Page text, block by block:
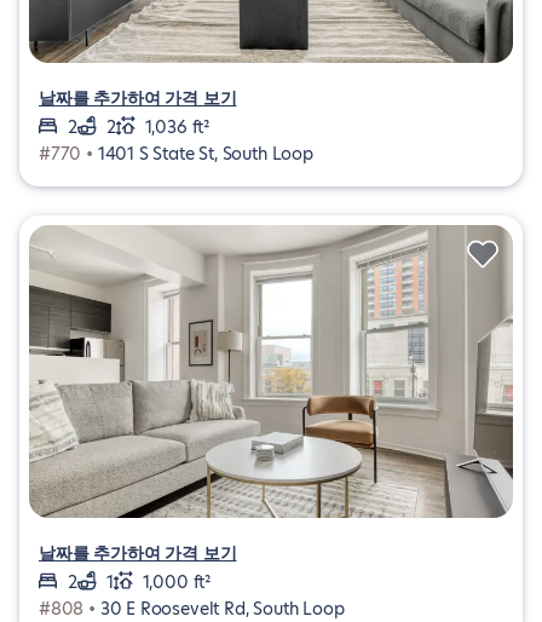
날짜를 추가하여 가격 보기
2
2
1,036 ft²
#770 • 1401 S State St, South Loop
날짜를 추가하여 가격 보기
2
1
1,000 ft²
#808 • 30 E Roosevelt Rd, South Loop